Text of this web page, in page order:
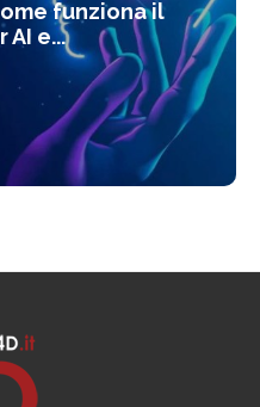
funziona il
AI e...